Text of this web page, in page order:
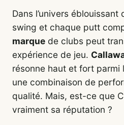
Dans l’univers éblouissant
swing et chaque putt
marque de clubs peut
expérience de jeu.
résonne haut et fort parmi
une combinaison de
qualité. Mais, est-ce que
vraiment sa réputation ?